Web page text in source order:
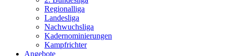
Regionalliga
Landesliga
Nachwuchsliga
Kadernominierungen
Kampfrichter
Angebote